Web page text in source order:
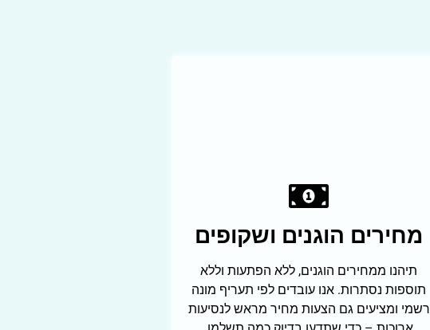
מחירים הוגנים ושקופים
תיהנו ממחירים הוגנים, ללא הפתעות וללא
תוספות נסתרות. אנו עובדים לפי תעריף מונה
רשמי ומציעים גם הצעות מחיר מראש לנסיעות